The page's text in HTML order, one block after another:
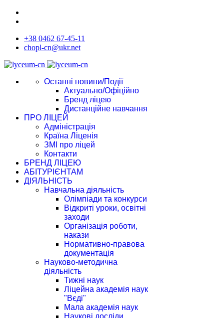
+38 0462 67-45-11
chopl-cn@ukr.net
Останні новини/Події
Актуально/Офіційно
Бренд ліцею
Дистанційне навчання
ПРО ЛІЦЕЙ
Адміністрація
Країна Ліценія
ЗМІ про ліцей
Контакти
БРЕНД ЛІЦЕЮ
АБІТУРІЄНТАМ
ДІЯЛЬНІСТЬ
Навчальна діяльність
Олімпіади та конкурси
Відкриті уроки, освітні
заходи
Організація роботи,
накази
Нормативно-правова
документація
Науково-методична
діяльність
Тижні наук
Ліцейна академія наук
"Вєді"
Мала академія наук
Наукові досліди